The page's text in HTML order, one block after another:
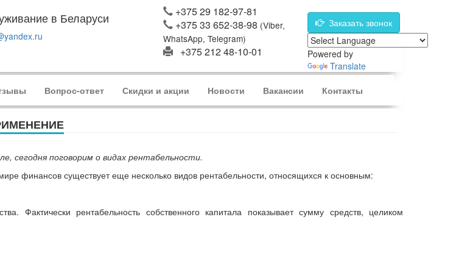
в Беларуси
+375 29 182-97-81
+375 33 652-38-98 (Viber,
WhatsApp, Telegram)
+375 212 48-10-01
Заказать звонок
Powered by
Translate
Вопрос-ответ Скидки и акции Новости Вакансии Контакты
сегодня поговорим о видах рентабельности.
финансов существует еще несколько видов рентабельности, относящихся к основным:
Фактически рентабельность собственного капитала показывает сумму средств, целиком